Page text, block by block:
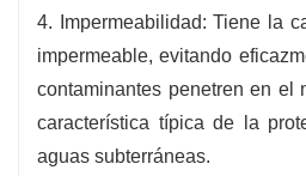
4. Impermeabilidad: Tiene la
impermeable, evitando
contaminantes penetren en el
característica típica de la
aguas subterráneas.